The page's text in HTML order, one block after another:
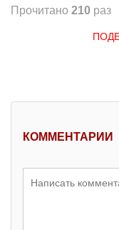
Прочитано 210 раз
КОММЕНТАРИИ